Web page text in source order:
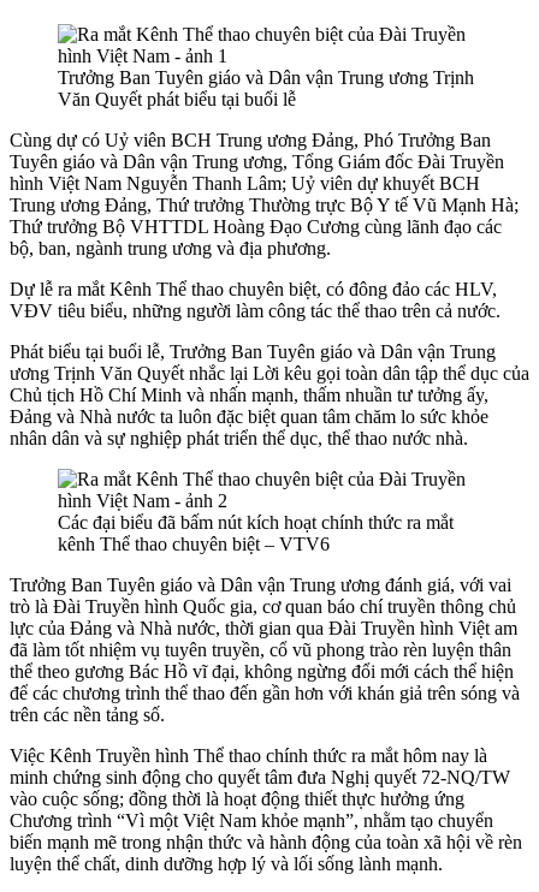
Trưởng Ban Tuyên giáo và Dân vận Trung ương Trịnh
Văn Quyết phát biểu tại buổi lễ
Cùng dự có Uỷ viên BCH Trung ương Đảng, Phó Trưởng Ban
Tuyên giáo và Dân vận Trung ương, Tổng Giám đốc Đài Truyền
hình Việt Nam Nguyễn Thanh Lâm; Uỷ viên dự khuyết BCH
Trung ương Đảng, Thứ trưởng Thường trực Bộ Y tế Vũ Mạnh Hà;
Thứ trưởng Bộ VHTTDL Hoàng Đạo Cương cùng lãnh đạo các
bộ, ban, ngành trung ương và địa phương.
Dự lễ ra mắt Kênh Thể thao chuyên biệt, có đông đảo các HLV,
VĐV tiêu biểu, những người làm công tác thể thao trên cả nước.
Phát biểu tại buổi lễ, Trưởng Ban Tuyên giáo và Dân vận Trung
ương Trịnh Văn Quyết nhắc lại Lời kêu gọi toàn dân tập thể dục của
Chủ tịch Hồ Chí Minh và nhấn mạnh, thấm nhuần tư tưởng ấy,
Đảng và Nhà nước ta luôn đặc biệt quan tâm chăm lo sức khỏe
nhân dân và sự nghiệp phát triển thể dục, thể thao nước nhà.
Các đại biểu đã bấm nút kích hoạt chính thức ra mắt
kênh Thể thao chuyên biệt – VTV6
Trưởng Ban Tuyên giáo và Dân vận Trung ương đánh giá, với vai
trò là Đài Truyền hình Quốc gia, cơ quan báo chí truyền thông chủ
lực của Đảng và Nhà nước, thời gian qua Đài Truyền hình Việt am
đã làm tốt nhiệm vụ tuyên truyền, cổ vũ phong trào rèn luyện thân
thể theo gương Bác Hồ vĩ đại, không ngừng đổi mới cách thể hiện
để các chương trình thể thao đến gần hơn với khán giả trên sóng và
trên các nền tảng số.
Việc Kênh Truyền hình Thể thao chính thức ra mắt hôm nay là
minh chứng sinh động cho quyết tâm đưa Nghị quyết 72-NQ/TW
vào cuộc sống; đồng thời là hoạt động thiết thực hưởng ứng
Chương trình “Vì một Việt Nam khỏe mạnh”, nhằm tạo chuyển
biến mạnh mẽ trong nhận thức và hành động của toàn xã hội về rèn
luyện thể chất, dinh dưỡng hợp lý và lối sống lành mạnh.